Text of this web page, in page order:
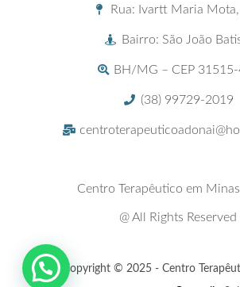
Rua: Ivartt Maria
Bairro: São João
BH/MG – CEP
(38) 99729-2019
Centro Terapêutico em
@ All Rights Reserved
Copyright © 2025 - Centro